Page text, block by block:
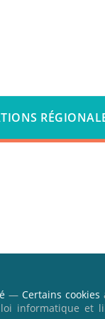
— Certains cookies
informatique et